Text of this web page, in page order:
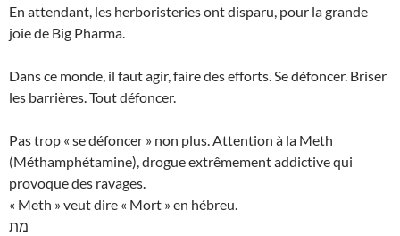
En attendant, les herboristeries ont disparu, pour la grande
joie de Big Pharma.
Dans ce monde, il faut agir, faire des efforts. Se défoncer. Briser
les barrières. Tout défoncer.
Pas trop « se défoncer » non plus. Attention à la Meth
(Méthamphétamine), drogue extrêmement addictive qui
provoque des ravages.
« Meth » veut dire « Mort » en hébreu.
מת